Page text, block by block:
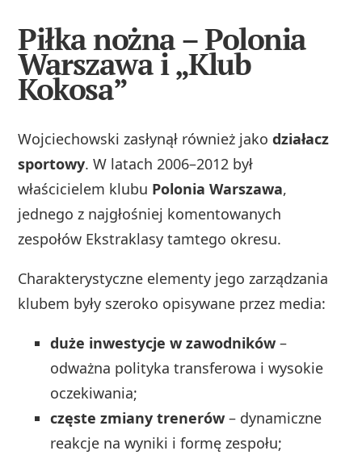
Piłka nożna – Polonia
Warszawa i „Klub
Kokosa”
Wojciechowski zasłynął również jakodziałacz
sportowy. W latach 2006–2012 był
właścicielem klubu Polonia Warszawa,
jednego z najgłośniej komentowanych
zespołów Ekstraklasy tamtego okresu.
Charakterystyczne elementy jego zarządzania
klubem były szeroko opisywane przez media:
duże inwestycje w zawodników –
odważna polityka transferowa i wysokie
oczekiwania;
częste zmiany trenerów – dynamiczne
reakcje na wyniki i formę zespołu;